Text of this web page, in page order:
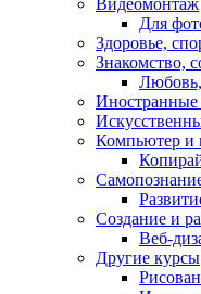
Для
Здоровье,
Знакомство,
Иностранные
Компьютер и
Создание и
Веб-
Другие курсы